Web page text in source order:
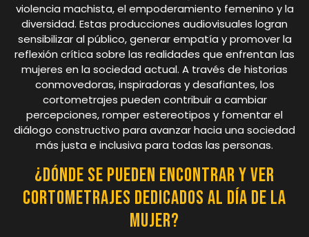
violencia machista, el empoderamiento femenino y la
diversidad. Estas producciones audiovisuales logran
sensibilizar al público, generar empatía y promover la
reflexión crítica sobre las realidades que enfrentan las
mujeres en la sociedad actual. A través de historias
conmovedoras, inspiradoras y desafiantes, los
cortometrajes pueden contribuir a cambiar
percepciones, romper estereotipos y fomentar el
diálogo constructivo para avanzar hacia una sociedad
más justa e inclusiva para todas las personas.
¿Dónde se pueden encontrar y ver
cortometrajes dedicados al Día de la
Mujer?